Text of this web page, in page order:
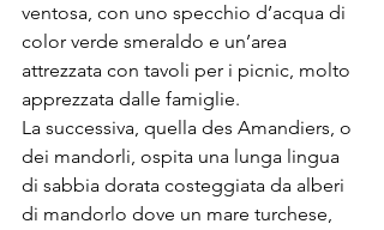
ventosa, con uno specchio d’acqua di
color verde smeraldo e un’area
attrezzata con tavoli per i picnic, molto
apprezzata dalle famiglie.
La successiva, quella des Amandiers, o
dei mandorli, ospita una lunga lingua
di sabbia dorata costeggiata da alberi
di mandorlo dove un mare turchese,